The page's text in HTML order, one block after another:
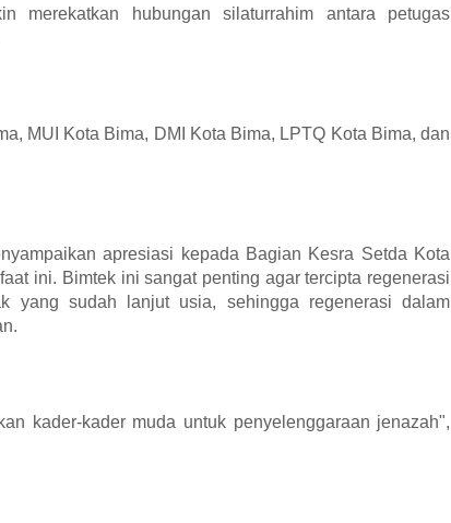
merekatkan hubungan silaturrahim antara petugas
MUI Kota Bima, DMI Kota Bima, LPTQ Kota Bima, dan
apresiasi kepada Bagian Kesra Setda Kota
ini. Bimtek ini sangat penting agar tercipta regenerasi
yang sudah lanjut usia, sehingga regenerasi dalam
kader-kader muda untuk penyelenggaraan jenazah",